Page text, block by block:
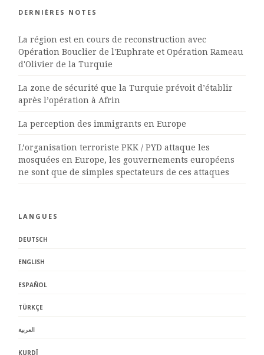
DERNIÈRES NOTES
La région est en cours de reconstruction avec
Opération Bouclier de l'Euphrate et Opération Rameau
d'Olivier de la Turquie
La zone de sécurité que la Turquie prévoit d’établir
après l’opération à Afrin
La perception des immigrants en Europe
L’organisation terroriste PKK / PYD attaque les
mosquées en Europe, les gouvernements européens
ne sont que de simples spectateurs de ces attaques
LANGUES
DEUTSCH
ENGLISH
ESPAÑOL
TÜRKÇE
العربية
KURDÎ